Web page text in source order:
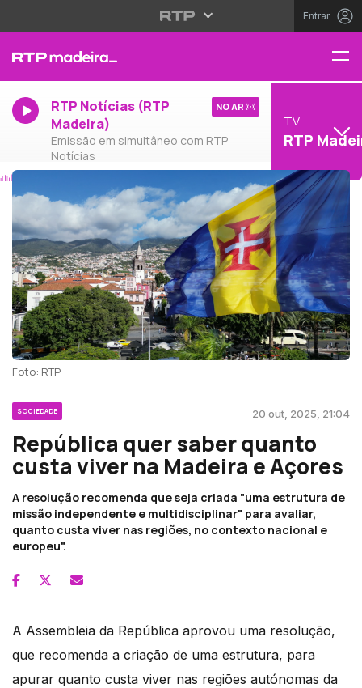
Entrar
RTP Notícias (RTP
Madeira)
Emissão em simultâneo com RTP
Notícias
NO AR
TV
RTP
Foto: RTP
SOCIEDADE 20 out, 2025, 21:04
República quer saber quanto
custa viver na Madeira e Açores
A resolução recomenda que seja criada "uma estrutura de
missão independente e multidisciplinar" para avaliar,
quanto custa viver nas regiões, no contexto nacional e
europeu".
A Assembleia da República aprovou uma resolução,
que recomenda a criação de uma estrutura, para
apurar quanto custa viver nas regiões autónomas da